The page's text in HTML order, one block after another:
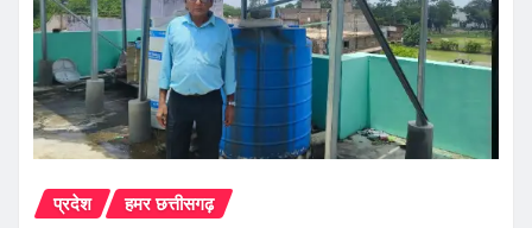
प्रदेश हमर छत्तीसगढ़